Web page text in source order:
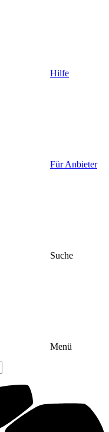
Hilfe
Für Anbieter
Suche
Menü